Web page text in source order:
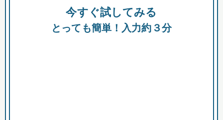
助成金 融資 出資
今すぐ試してみる
とっても簡単！入力約３分